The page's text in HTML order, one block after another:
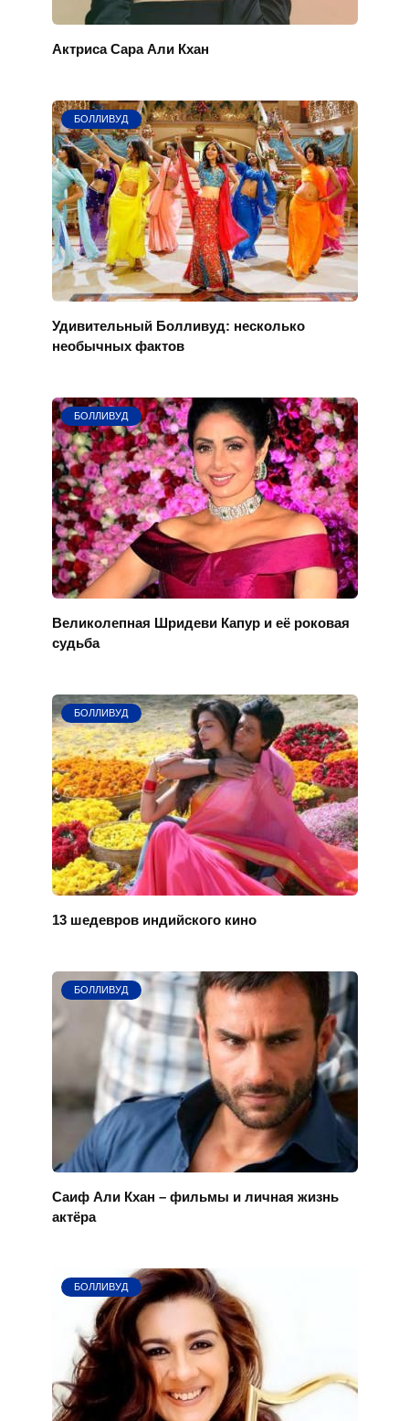
Актриса Сара Али Кхан
БОЛЛИВУД
Удивительный Болливуд: несколько
необычных фактов
БОЛЛИВУД
Великолепная Шридеви Капур и её роковая
судьба
БОЛЛИВУД
13 шедевров индийского кино
БОЛЛИВУД
Саиф Али Кхан – фильмы и личная жизнь
актёра
БОЛЛИВУД